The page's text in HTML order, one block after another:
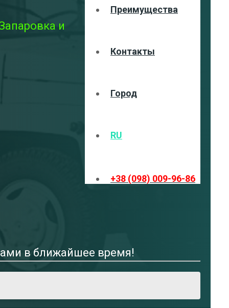
Преимущества
Контакты
Город
RU
+38 (098) 009-96-86
и
в ближайшее время!